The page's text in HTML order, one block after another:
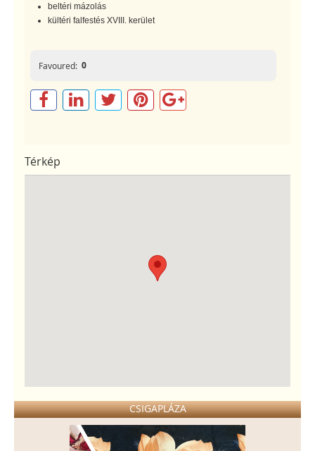
beltéri mázolás
kültéri falfestés XVIII. kerület
Favoured: 0
Térkép
CSIGAPLÁZA